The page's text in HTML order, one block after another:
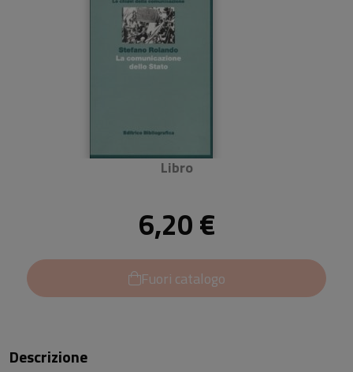
Libro
6,20 €
Fuori catalogo
Descrizione